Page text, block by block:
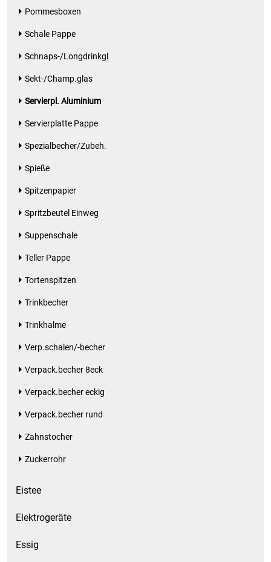
Körperpflege
Küchenzubehör
Marinierte / geräucherte Fische
Mehl / Griess / Stärke / Getreide
Obst
Öle
Papier / Hygiene
Pikante Snacks
Porzellan
Profisortiment
Pommesboxen
Schale Pappe
Schnaps-/Longdrinkgl
Sekt-/Champ.glas
Servierpl. Aluminium
Servierplatte Pappe
Spezialbecher/Zubeh.
Spieße
Spitzenpapier
Spritzbeutel Einweg
Suppenschale
Teller Pappe
Tortenspitzen
Trinkbecher
Trinkhalme
Verp.schalen/-becher
Verpack.becher 8eck
Verpack.becher eckig
Verpack.becher rund
Zahnstocher
Zuckerrohr
Eistee
Elektrogeräte
Essig